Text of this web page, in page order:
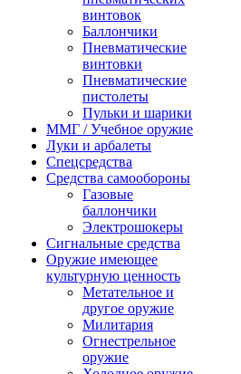
винтовок
Баллончики
Пневматические
винтовки
Пневматические
пистолеты
Пульки и шарики
ММГ / Учебное оружие
Луки и арбалеты
Спецсредства
Средства самообороны
Газовые
баллончики
Электрошокеры
Сигнальные средства
Оружие имеющее
культурную ценность
Метательное и
другое оружие
Милитария
Огнестрельное
оружие